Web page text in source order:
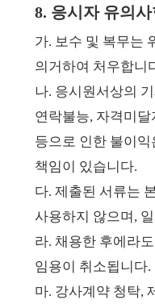
8. 응시자 유의사
가. 보수 및 복무는
의거하여 처우합니
나. 응시원서상의
연락불능, 자격미달
등으로 인한 불이
책임이 있습니다.
다. 제출된 서류는
사용하지 않으며,
라. 채용한 후에라
임용이 취소됩니다.
마. 강사계약 청탁,